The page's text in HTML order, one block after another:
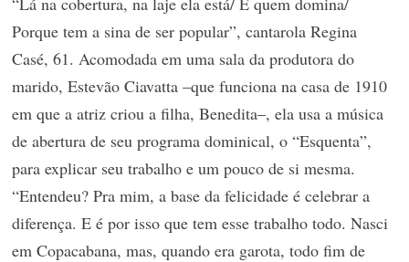
Porque tem a sina de ser popular”, cantarola Regina
Casé, 61. Acomodada em uma sala da produtora do
marido, Estevão Ciavatta –que funciona na casa de 1910
em que a atriz criou a filha, Benedita–, ela usa a música
de abertura de seu programa dominical, o “Esquenta”,
para explicar seu trabalho e um pouco de si mesma.
“Entendeu? Pra mim, a base da felicidade é celebrar a
diferença. E é por isso que tem esse trabalho todo. Nasci
em Copacabana, mas, quando era garota, todo fim de